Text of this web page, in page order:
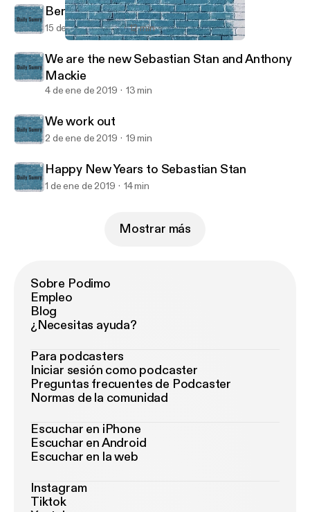
Daily Sumry
Benji the Bee
15 de ene de 2019 12 min
We are the new Sebastian Stan and Anthony
Mackie
4 de ene de 2019 13 min
We work out
2 de ene de 2019 19 min
Happy New Years to Sebastian Stan
1 de ene de 2019 14 min
Mostrar más
Sobre Podimo
Empleo
Blog
¿Necesitas ayuda?
Para podcasters
Iniciar sesión como podcaster
Preguntas frecuentes de Podcaster
Normas de la comunidad
Escuchar en iPhone
Escuchar en Android
Escuchar en la web
Instagram
Tiktok